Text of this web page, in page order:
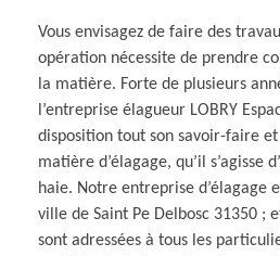
Vous envisagez de faire des
opération nécessite de prendre
la matière. Forte de plusieurs
l’entreprise élagueur LOBRY
disposition tout son savoir-faire et
matière d’élagage, qu’il s’agisse
haie. Notre entreprise d’élagage
ville de Saint Pe Delbosc 31350 ;
sont adressées à tous les